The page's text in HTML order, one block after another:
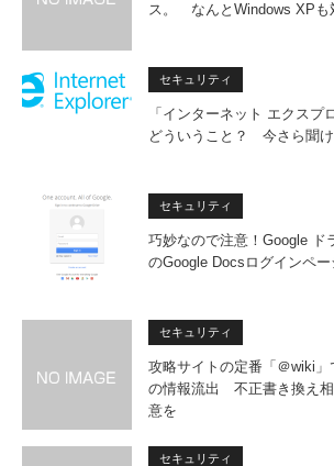
ス。 なんとWindows XPも
セキュリティ
「インターネット エクスプ
どういうこと？ 今さら聞
セキュリティ
巧妙なので注意！Google ド
のGoogle Docsログインペー
セキュリティ
攻略サイトの定番「＠wiki」
の情報流出 不正書き換え
意を
セキュリティ